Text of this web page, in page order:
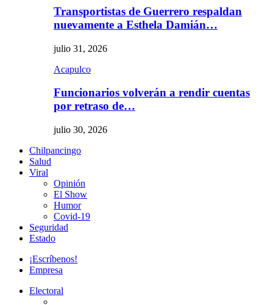
Transportistas de Guerrero respaldan
nuevamente a Esthela Damián…
julio 31, 2026
Acapulco
Funcionarios volverán a rendir cuentas
por retraso de…
julio 30, 2026
Chilpancingo
Salud
Viral
Opinión
El Show
Humor
Covid-19
Seguridad
Estado
¡Escríbenos!
Empresa
Electoral